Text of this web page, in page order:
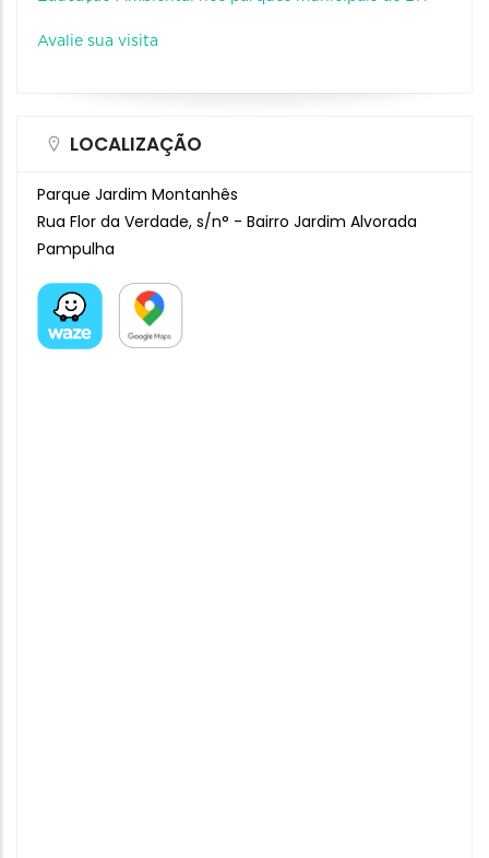
Avalie sua visita
LOCALIZAÇÃO
Parque Jardim Montanhês
Rua Flor da Verdade, s/n° - Bairro Jardim Alvorada
Pampulha